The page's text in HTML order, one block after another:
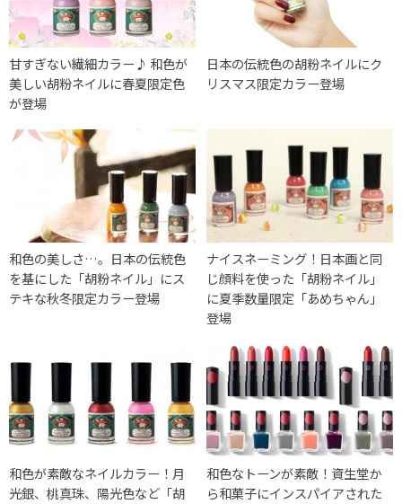
甘すぎない繊細カラー♪ 和色が
美しい胡粉ネイルに春夏限定色
が登場
日本の伝統色の胡粉ネイルにク
リスマス限定カラー登場
和色の美しさ…。日本の伝統色
を基にした「胡粉ネイル」にス
テキな秋冬限定カラー登場
ナイスネーミング！日本画と同
じ顔料を使った「胡粉ネイル」
に夏季数量限定「あめちゃん」
登場
和色が素敵なネイルカラー！月
光銀、桃真珠、陽光色など「胡
和色なトーンが素敵！資生堂か
ら和菓子にインスパイアされた